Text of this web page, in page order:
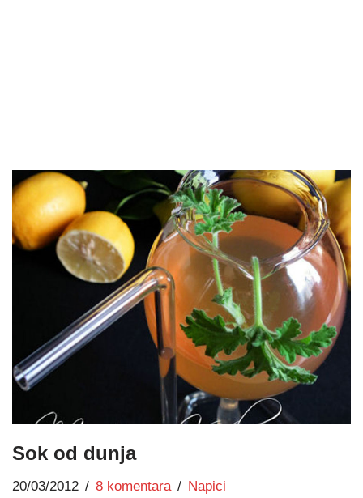
Sok od dunja
20/03/2012 8 komentara Napici